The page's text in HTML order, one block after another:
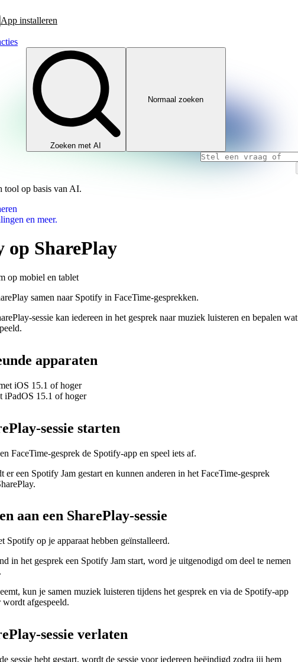
App installeren
Zoeken met AI
Normaal zoeken
tool op basis van AI.
en meer.
op SharePlay
op mobiel en tablet
samen naar Spotify in FaceTime-gesprekken.
sessie kan iedereen in het gesprek naar muziek luisteren en bepalen wat
apparaten
iOS 15.1 of hoger
iPadOS 15.1 of hoger
sessie starten
FaceTime-gesprek de Spotify-app en speel iets af.
er een Spotify Jam gestart en kunnen anderen in het FaceTime-gesprek
aan een SharePlay-sessie
Spotify op je apparaat hebben geïnstalleerd.
in het gesprek een Spotify Jam start, word je uitgenodigd om deel te nemen
kun je samen muziek luisteren tijdens het gesprek en via de Spotify-app
wordt afgespeeld.
sessie verlaten
sessie hebt gestart, wordt de sessie voor iedereen beëindigd zodra jij hem